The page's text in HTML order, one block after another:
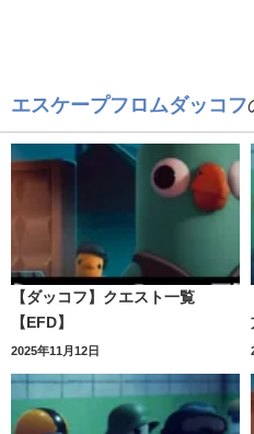
エスケープフロムダッコフ
【ダッコフ】クエスト一覧
【EFD】
2025年11月12日